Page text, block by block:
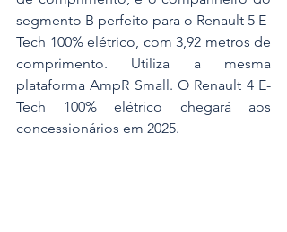
segmento B perfeito para o Renault 5 E-
Tech 100% elétrico, com 3,92 metros de
comprimento. Utiliza a mesma
plataforma AmpR Small. O Renault 4 E-
Tech 100% elétrico chegará aos
concessionários em 2025.